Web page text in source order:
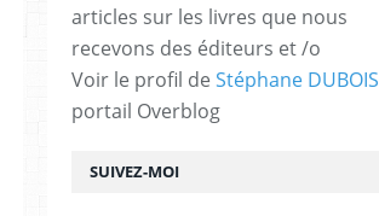
SUIVEZ-MOI
articles sur les livres que nous
recevons des éditeurs et /o
Voir le profil de Stéphane DUBOIS
portail Overblog